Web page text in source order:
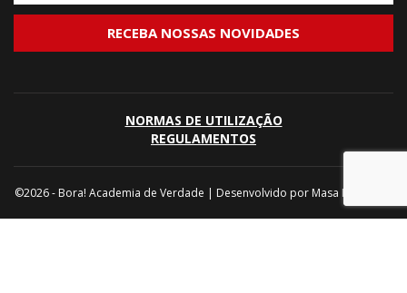
NORMAS DE UTILIZAÇÃO
REGULAMENTOS
©2026 - Bora! Academia de Verdade | Desenvolvido por Masa Marketing